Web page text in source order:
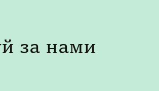
за нами